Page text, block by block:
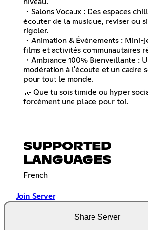
niveau.
・Salons Vocaux : Des espaces
écouter de la musique, réviser ou
rigoler.
・Animation & Événements : Mini-
films et activités communautaires
・Ambiance 100% Bienveillante :
modération à l'écoute et un cadre
pour tout le monde.
🤝 Que tu sois timide ou hyper
forcément une place pour toi.
SUPPORTED
LANGUAGES
French
Join Server
Share Server